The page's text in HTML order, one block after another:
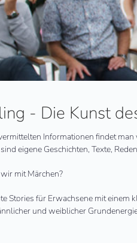
- Die Kunst
Informationen findet
eigene Geschichten, Texte,
mit Märchen?
Stories für Erwachsene mit
und weiblicher